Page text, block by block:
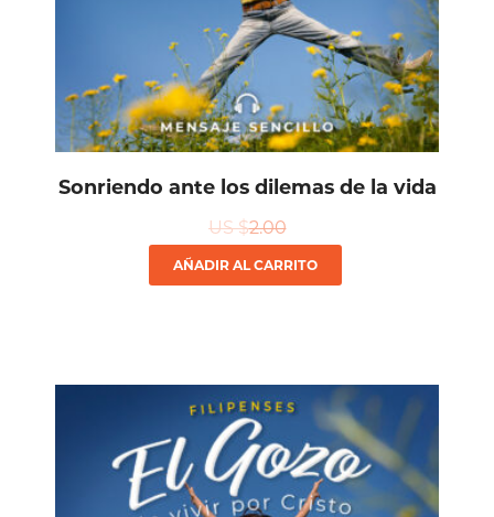
Sonriendo ante los dilemas de la vida
US $2.00
AÑADIR AL CARRITO